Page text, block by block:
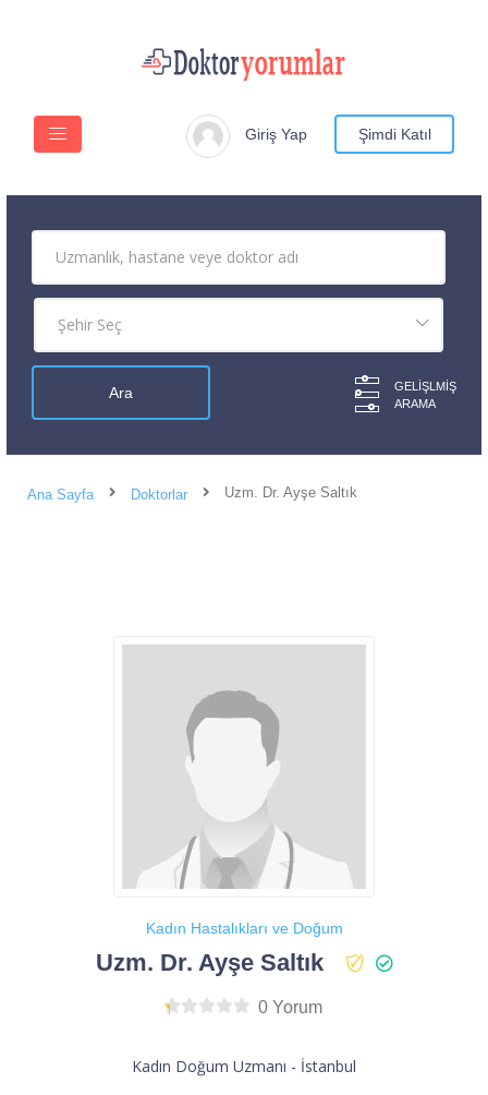
Giriş Yap Şimdi Katıl
GELIŞLMIŞ
ARAMA
Ana Sayfa Doktorlar Uzm. Dr. Ayşe Saltık
Kadın Hastalıkları ve Doğum
Uzm. Dr. Ayşe Saltık
0 Yorum
Kadın Doğum Uzmanı - İstanbul